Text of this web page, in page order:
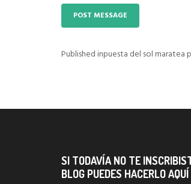
Navigazione
Published inpuesta del sol maratea
SI TODAVÍA NO TE
BLOG PUEDES HACERLO AQUÍ